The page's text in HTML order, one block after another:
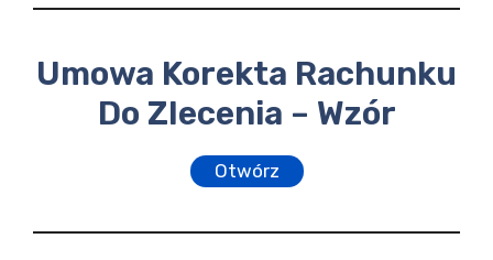
Umowa Korekta Rachunku
Do Zlecenia – Wzór
Otwórz